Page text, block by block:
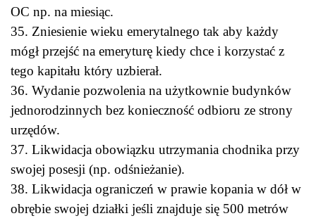
OC np. na miesiąc.
35. Zniesienie wieku emerytalnego tak aby każdy
mógł przejść na emeryturę kiedy chce i korzystać z
tego kapitału który uzbierał.
36. Wydanie pozwolenia na użytkownie budynków
jednorodzinnych bez konieczność odbioru ze strony
urzędów.
37. Likwidacja obowiązku utrzymania chodnika przy
swojej posesji (np. odśnieżanie).
38. Likwidacja ograniczeń w prawie kopania w dół w
obrębie swojej działki jeśli znajduje się 500 metrów